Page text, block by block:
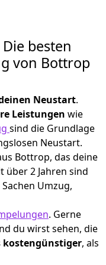
besten
von Bottrop
Neustart.
Leistungen wie
sind die Grundlage
Neustart.
Bottrop, das deine
über 2 Jahren sind
Umzug,
. Gerne
du wirst sehen, die
kostengünstiger, als